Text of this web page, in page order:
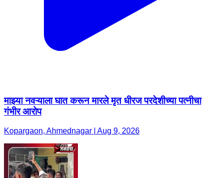
माझ्या नवऱ्याला घात करून मारले मृत धीरज परदेशीच्या पत्नीचा
गंभीर आरोप
Kopargaon, Ahmednagar | Aug 9, 2026